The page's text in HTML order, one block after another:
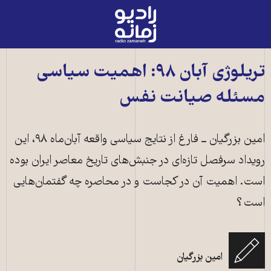
رادیو
زمانه
به
صفحه
اصلی
تریلوژی آبان ۹۸: اهمیت سیاسی
مسئله صیانت نفس
امین بزرگیان ــ فارغ از نتایج سیاسی واقعه آبان‌ماه ٩٨، این
رویداد سرفصل تازه‌ای در جنبش‌های تاریخ معاصر ایران بوده
است. اهمیت آن در کجاست و در محاصره چه گفتمان‌هایی
است؟
امین بزرگیان
تهران، اعتراضات آبان ۱۳۹۸